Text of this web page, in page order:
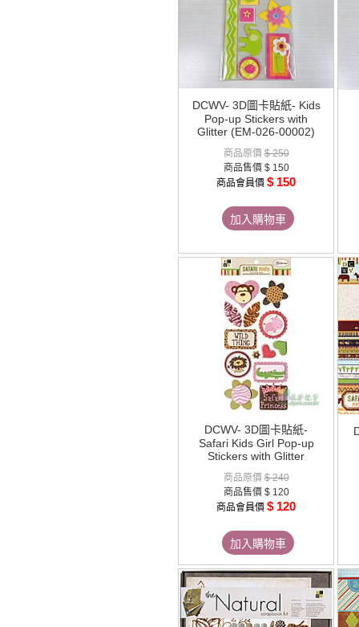
DCWV- 3D圖卡貼紙- Kids
Pop-up Stickers with
Glitter (EM-026-00002)
商品原價$ 250
商品售價 $ 150
商品會員價 $ 150
加入購物車
DCWV- 3D圖卡貼紙-
Safari Kids Girl Pop-up
Stickers with Glitter
商品原價$ 240
商品售價 $ 120
商品會員價 $ 120
加入購物車